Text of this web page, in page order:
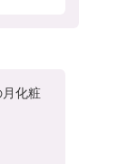
化粧